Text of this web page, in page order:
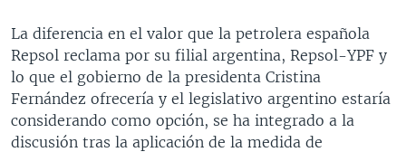
FORO [RADIO]
DEPORTIVO INTERNACIONAL
NOTA ECONÓMICA
ENTRETENIMIENTO
Idiomas
La diferencia en el valor que la petrolera española
Repsol reclama por su filial argentina, Repsol-YPF y
lo que el gobierno de la presidenta Cristina
Fernández ofrecería y el legislativo argentino estaría
considerando como opción, se ha integrado a la
discusión tras la aplicación de la medida de